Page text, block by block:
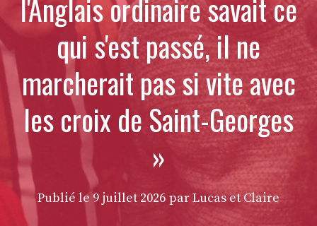
l'Anglais ordinaire savait ce
qui s'est passé, il ne
marcherait pas si vite avec
les croix de Saint-Georges
»
Publié le 9 juillet 2026 par Lucas et Claire